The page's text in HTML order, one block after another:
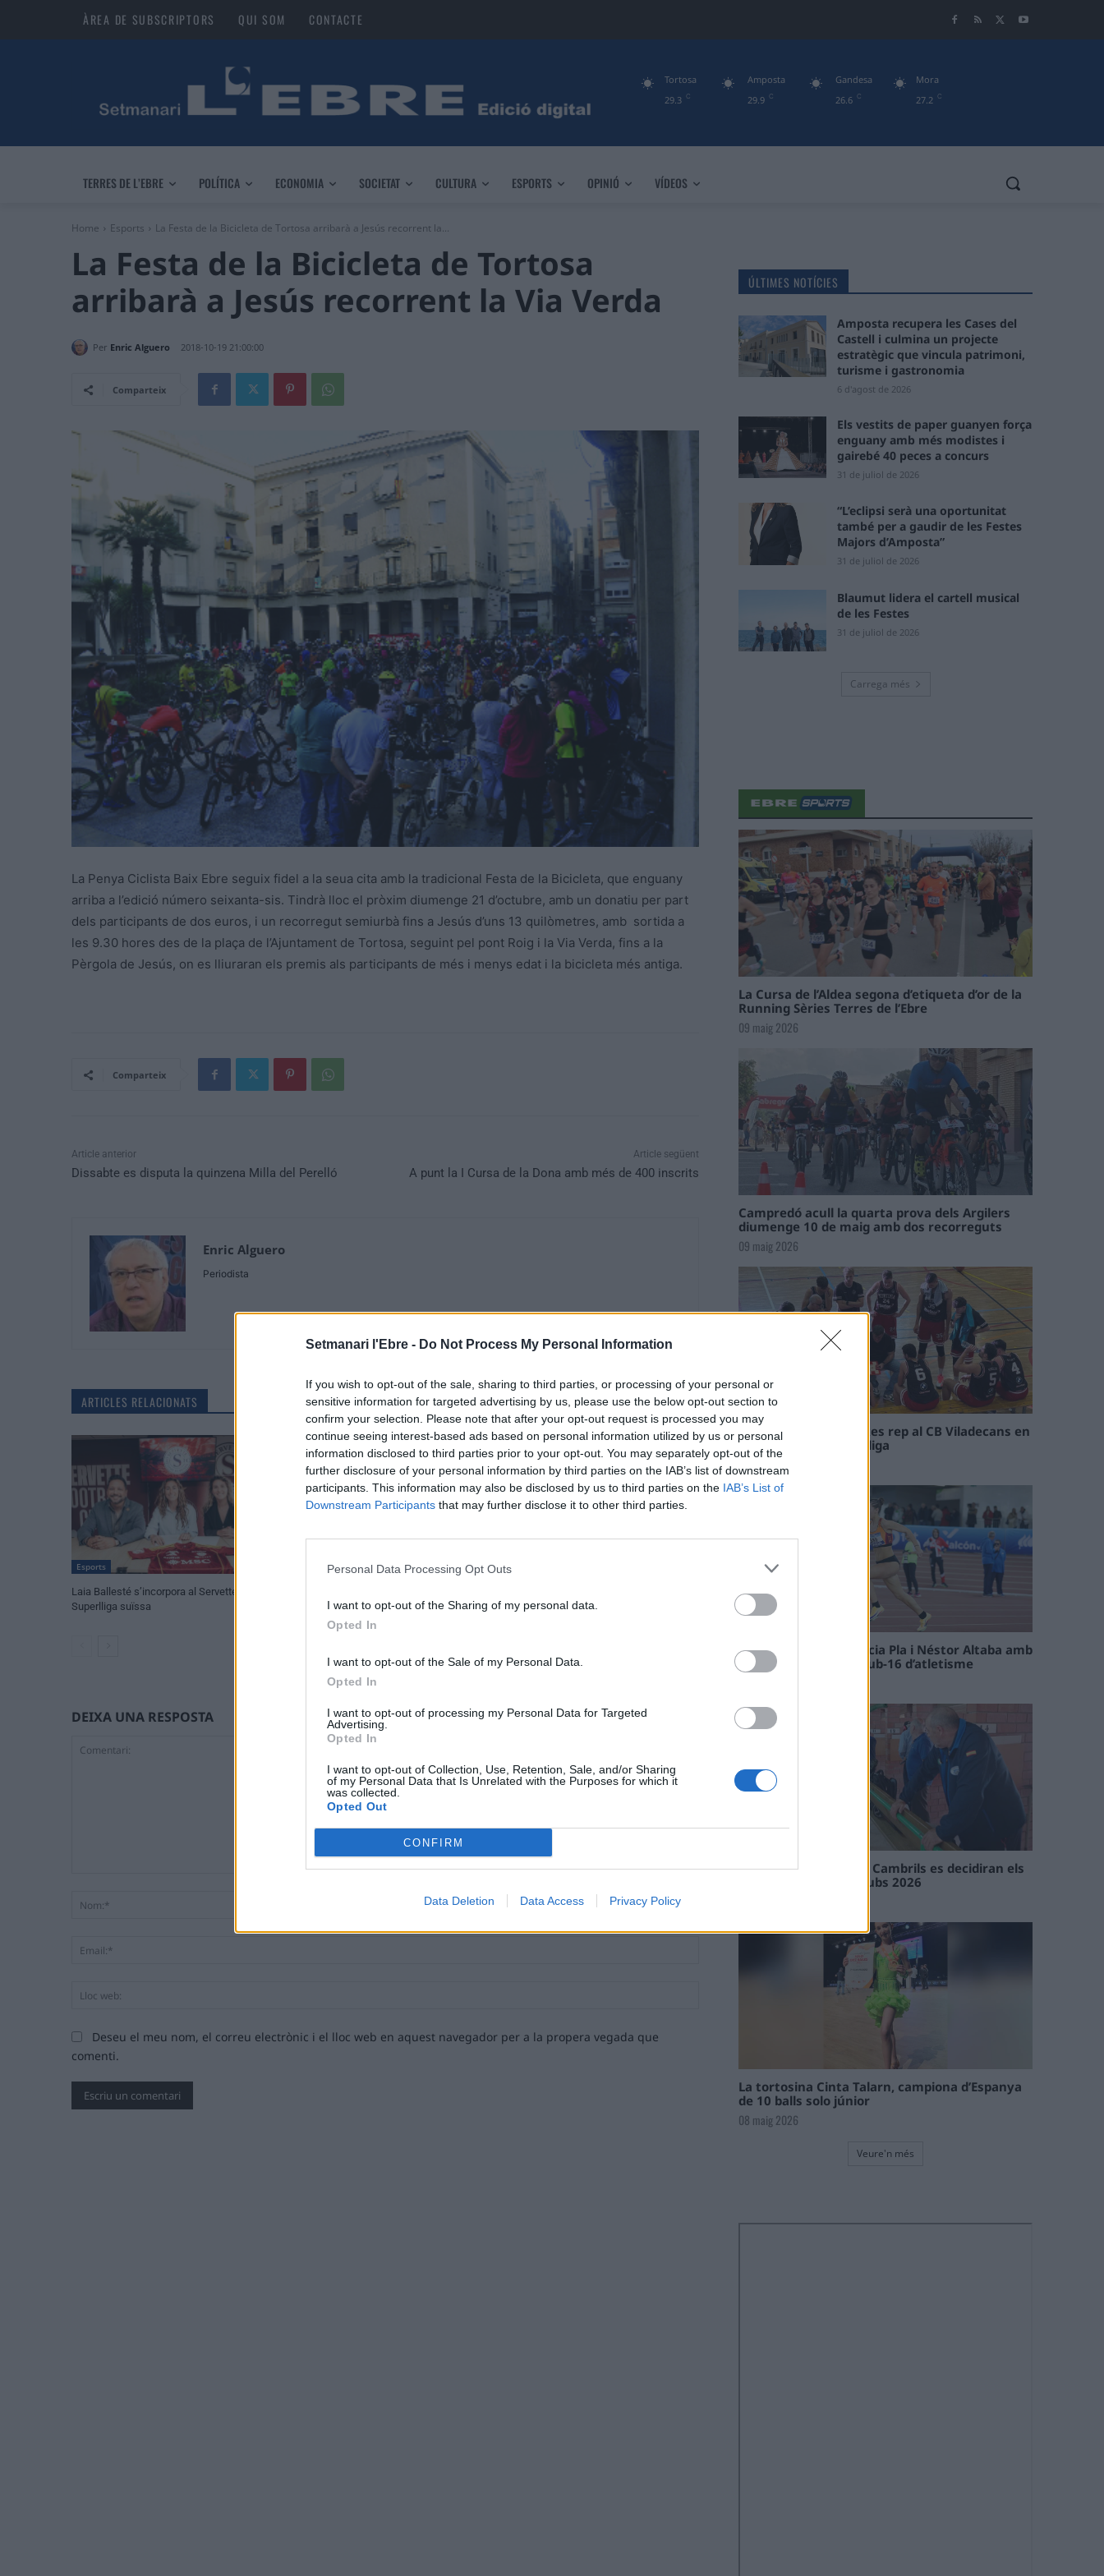
Setmanari l'Ebre - Do Not Process My Personal Information
If you wish to opt-out of the sale, sharing to third parties, or processing of your personal or
sensitive information for targeted advertising by us, please use the below opt-out section to
confirm your selection. Please note that after your opt-out request is processed you may
continue seeing interest-based ads based on personal information utilized by us or personal
information disclosed to third parties prior to your opt-out. You may separately opt-out of the
further disclosure of your personal information by third parties on the IAB’s list of downstream
participants. This information may also be disclosed by us to third parties on the IAB’s List of
Downstream Participants that may further disclose it to other third parties.
Personal Data Processing Opt Outs
I want to opt-out of the Sharing of my personal data.
Opted In
I want to opt-out of the Sale of my Personal Data.
Opted In
I want to opt-out of processing my Personal Data for Targeted
Advertising.
Opted In
I want to opt-out of Collection, Use, Retention, Sale, and/or Sharing
of my Personal Data that Is Unrelated with the Purposes for which it
was collected.
Opted Out
CONFIRM
Data Deletion Data Access Privacy Policy
ÀREA DE SUBSCRIPTORS QUI SOM CONTACTE
29.3 C
Tortosa
29.9 C
Amposta
26.6 C
Gandesa
27.2 C
Mora
TERRES DE L’EBRE POLÍTICA ECONOMIA SOCIETAT CULTURA ESPORTS OPINIÓ VÍDEOS
Home Esports La Festa de la Bicicleta de Tortosa arribarà a Jesús recorrent la...
La Festa de la Bicicleta de Tortosa
arribarà a Jesús recorrent la Via Verda
Per Enric Alguero 2018-10-19 21:00:00
Comparteix
La Penya Ciclista Baix Ebre seguix fidel a la seua cita amb la tradicional Festa de la Bicicleta, que enguany
arriba a l’edició número seixanta-sis. Tindrà lloc el pròxim diumenge 21 d’octubre, amb un donatiu per part
dels participants de dos euros, i un recorregut semiurbà fins a Jesús d’uns 13 quilòmetres, amb sortida a
les 9.30 hores des de la plaça de l’Ajuntament de Tortosa, seguint pel pont Roig i la Via Verda, fins a la
Pèrgola de Jesús, on es lliuraran els premis als participants de més i menys edat i la bicicleta més antiga.
Comparteix
Article anterior
Dissabte es disputa la quinzena Milla del Perelló
Article següent
A punt la I Cursa de la Dona amb més de 400 inscrits
Enric Alguero
Periodista
ARTICLES RELACIONATS
Esports
Laia Ballesté s’incorpora al Servette de la
Superlliga suïssa
Esports
a l’equip del Reus FCR
DEIXA UNA RESPOSTA
Deseu el meu nom, el correu electrònic i el lloc web en aquest navegador per a la propera vegada que
comenti.
ÚLTIMES NOTÍCIES
Amposta recupera les Cases del
Castell i culmina un projecte
estratègic que vincula patrimoni,
turisme i gastronomia
6 d'agost de 2026
Els vestits de paper guanyen força
enguany amb més modistes i
gairebé 40 peces a concurs
31 de juliol de 2026
“L’eclipsi serà una oportunitat
també per a gaudir de les Festes
Majors d’Amposta”
31 de juliol de 2026
Blaumut lidera el cartell musical
de les Festes
31 de juliol de 2026
Carrega més
La Cursa de l’Aldea segona d’etiqueta d’or de la
Running Sèries Terres de l’Ebre
09 maig 2026
Campredó acull la quarta prova dels Argilers
diumenge 10 de maig amb dos recorreguts
09 maig 2026
El Cantaires amb baixes rep al CB Viladecans en
el tram decisiu de la lliga
09 maig 2026
Paula Sintorres, Patrícia Pla i Néstor Altaba amb
la selecció catalana sub-16 d’atletisme
En les tirades de Flix i Cambrils es decidiran els
campions de l’Interclubs 2026
La tortosina Cinta Talarn, campiona d’Espanya
de 10 balls solo júnior
08 maig 2026
Veure'n més